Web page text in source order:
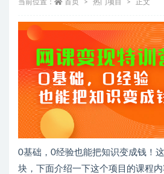
当前位置： 首页 热门项目 正文
0基础，0经验也能把知识变成钱！
块，下面介绍一下这个项目的课程内